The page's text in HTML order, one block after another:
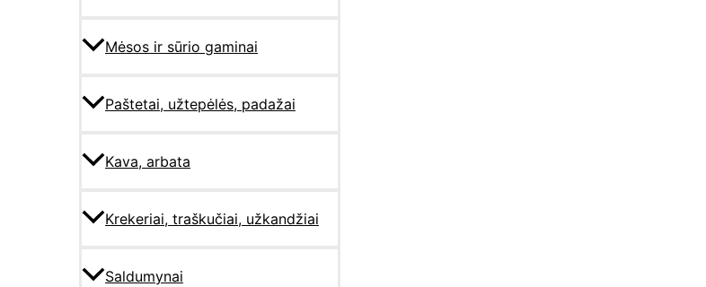
Mėsos ir sūrio gaminai
Paštetai, užtepėlės, padažai
Kava, arbata
Krekeriai, traškučiai, užkandžiai
Saldumynai